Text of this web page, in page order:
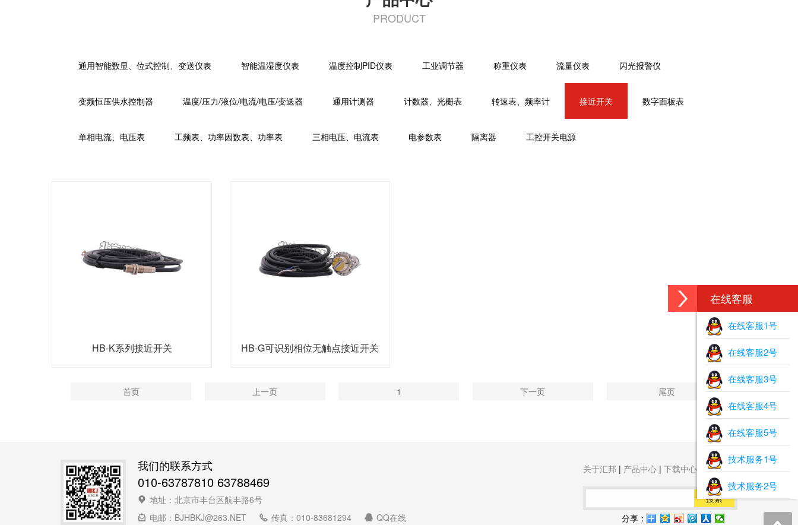
在线客服
在线客服1号
在线客服2号
在线客服3号
在线客服4号
在线客服5号
技术服务1号
技术服务2号
PRODUCT
通用智能数显、位式控制、变送仪表 智能温湿度仪表 温度控制PID仪表 工业调节器 称重仪表 流量仪表 闪光报警仪
变频恒压供水控制器 温度/压力/液位/电流/电压/变送器 通用计测器 计数器、光栅表 转速表、频率计 接近开关 数字面板表
单相电流、电压表 工频表、功率因数表、功率表 三相电压、电流表 电参数表 隔离器 工控开关电源
HB-K系列接近开关 HB-G可识别相位无触点接近开关
首页 上一页 1 下一页 尾页
我们的联系方式
010-63787810 63788469
地址：北京市丰台区航丰路6号
电邮：BJHBKJ@263.NET
传真：010-83681294 QQ在线
关于汇邦 | 产品中心 | 下载中心 联系我们
搜索
分享：